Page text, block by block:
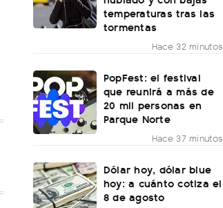
temperaturas tras las
tormentas
Hace 32 minutos
PopFest: el festival
que reunirá a más de
20 mil personas en
Parque Norte
Hace 37 minutos
Dólar hoy, dólar blue
hoy: a cuánto cotiza el
8 de agosto